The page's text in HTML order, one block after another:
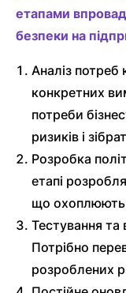
етапами
безпеки на
Аналіз потреб
конкретних
потреби
ризиків і
Розробка
етапі
що охоплюють
Тестування та
Потрібно
розроблених